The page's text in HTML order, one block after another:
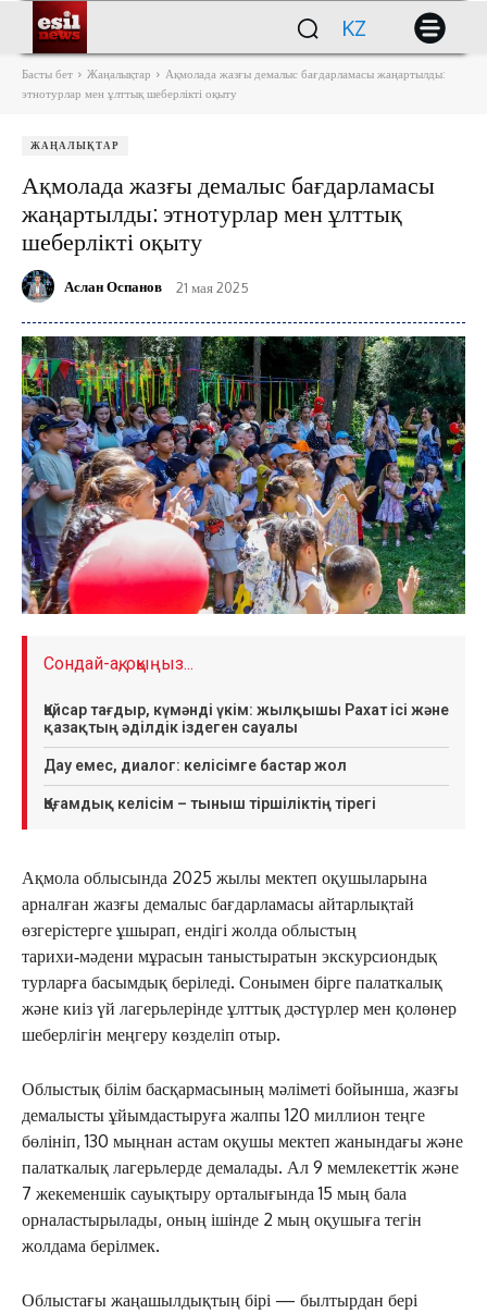
KZ
Басты бет Жаңалықтар
Ақмолада жазғы демалыс бағдарламасы жаңартылды:
этнотурлар мен ұлттық шеберлікті оқыту
ЖАҢАЛЫҚТАР
Ақмолада жазғы демалыс бағдарламасы
жаңартылды: этнотурлар мен ұлттық
шеберлікті оқыту
Аслан Оспанов 21 мая 2025
Сондай-ақ, оқыңыз...
Қайсар тағдыр, күмәнді үкім: жылқышы Рахат ісі және
қазақтың әділдік іздеген сауалы
Дау емес, диалог: келісімге бастар жол
Қоғамдық келісім – тыныш тіршіліктің тірегі
Ақмола облысында 2025 жылы мектеп оқушыларына
арналған жазғы демалыс бағдарламасы айтарлықтай
өзгерістерге ұшырап, ендігі жолда облыстың
тарихи‑мәдени мұрасын таныстыратын экскурсиондық
турларға басымдық беріледі. Сонымен бірге палаткалық
және киіз үй лагерьлерінде ұлттық дәстүрлер мен қолөнер
шеберлігін меңгеру көзделіп отыр.
Облыстық білім басқармасының мәліметі бойынша, жазғы
демалысты ұйымдастыруға жалпы 120 миллион теңге
бөлініп, 130 мыңнан астам оқушы мектеп жанындағы және
палаткалық лагерьлерде демалады. Ал 9 мемлекеттік және
7 жекеменшік сауықтыру орталығында 15 мың бала
орналастырылады, оның ішінде 2 мың оқушыға тегін
жолдама берілмек.
Облыстағы жаңашылдықтың бірі — былтырдан бері